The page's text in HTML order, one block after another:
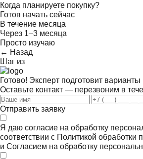
Когда планируете покупку?
Готов начать сейчас
В течение месяца
Через 1–3 месяца
Просто изучаю
← Назад
Шаг из
Готово! Эксперт подготовит
Оставьте контакт — перезвоним в
Отправить заявку
Я даю согласие на обработку
соответствии с Политикой обработки
и Согласием на обработку